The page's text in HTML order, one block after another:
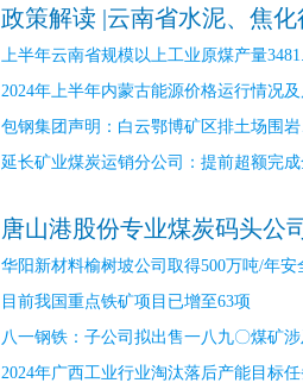
政策解读 |云南省水泥、焦
上半年云南省规模以上工业原煤产量
2024年上半年内蒙古能源价格运行情况
包钢集团声明：白云鄂博矿区排土场围
延长矿业煤炭运销分公司：提前超额完
唐山港股份专业煤炭码头公
华阳新材料榆树坡公司取得500万吨/年安
目前我国重点铁矿项目已增至63项
八一钢铁：子公司拟出售一八九〇煤矿
2024年广西工业行业淘汰落后产能目标